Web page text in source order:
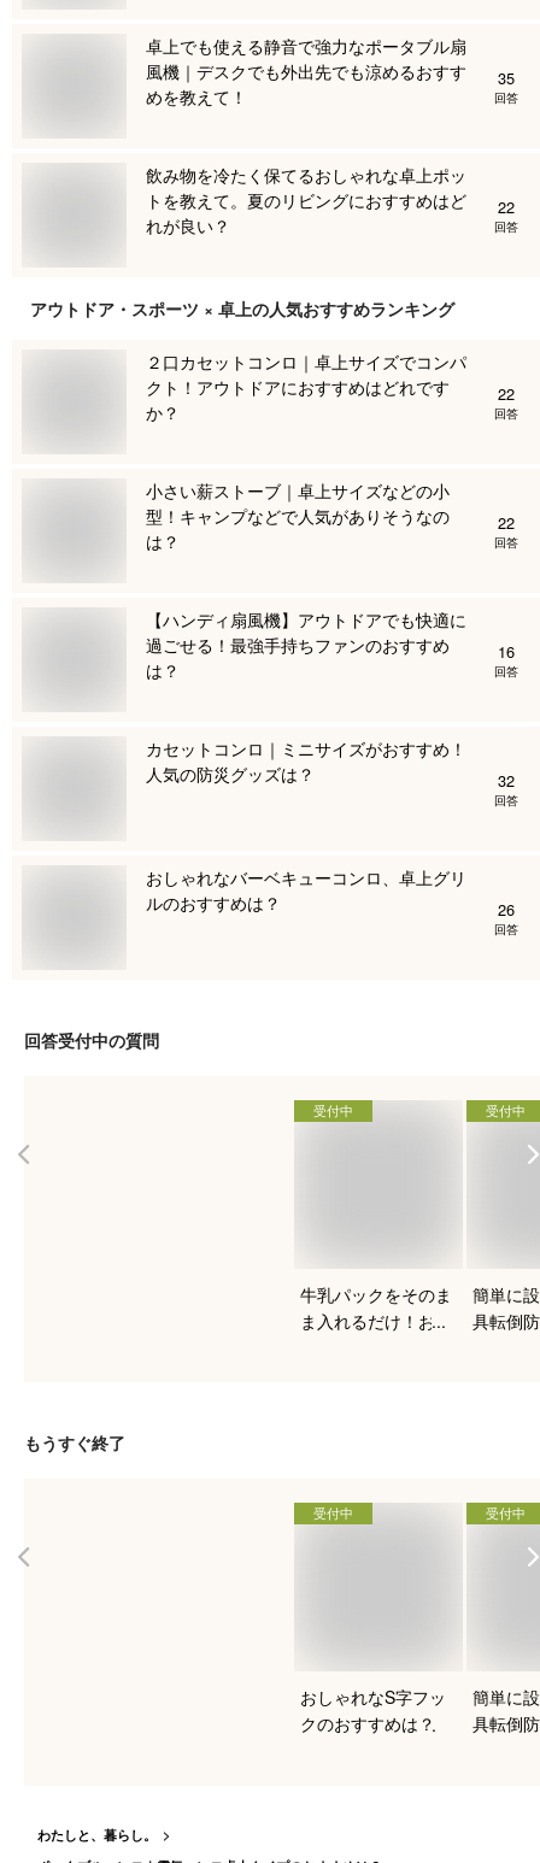
卓上でも使える静音で強力なポータブル扇
風機｜デスクでも外出先でも涼めるおすす
めを教えて！
35
回答
飲み物を冷たく保てるおしゃれな卓上ポッ
トを教えて。夏のリビングにおすすめはど
れが良い？
22
回答
アウトドア・スポーツ × 卓上の人気おすすめランキング
２口カセットコンロ｜卓上サイズでコンパ
クト！アウトドアにおすすめはどれです
か？
22
回答
小さい薪ストーブ｜卓上サイズなどの小
型！キャンプなどで人気がありそうなの
は？
22
回答
【ハンディ扇風機】アウトドアでも快適に
過ごせる！最強手持ちファンのおすすめ
は？
16
回答
カセットコンロ｜ミニサイズがおすすめ！
人気の防災グッズは？
32
回答
おしゃれなバーベキューコンロ、卓上グリ
ルのおすすめは？
26
回答
回答受付中の質問
受付中
牛乳パックをそのま
ま入れるだけ！おす
受付中
簡単に
具転倒
もうすぐ終了
受付中
おしゃれなS字フッ
クのおすすめは？
受付中
簡単に
具転倒
わたしと、暮らし。